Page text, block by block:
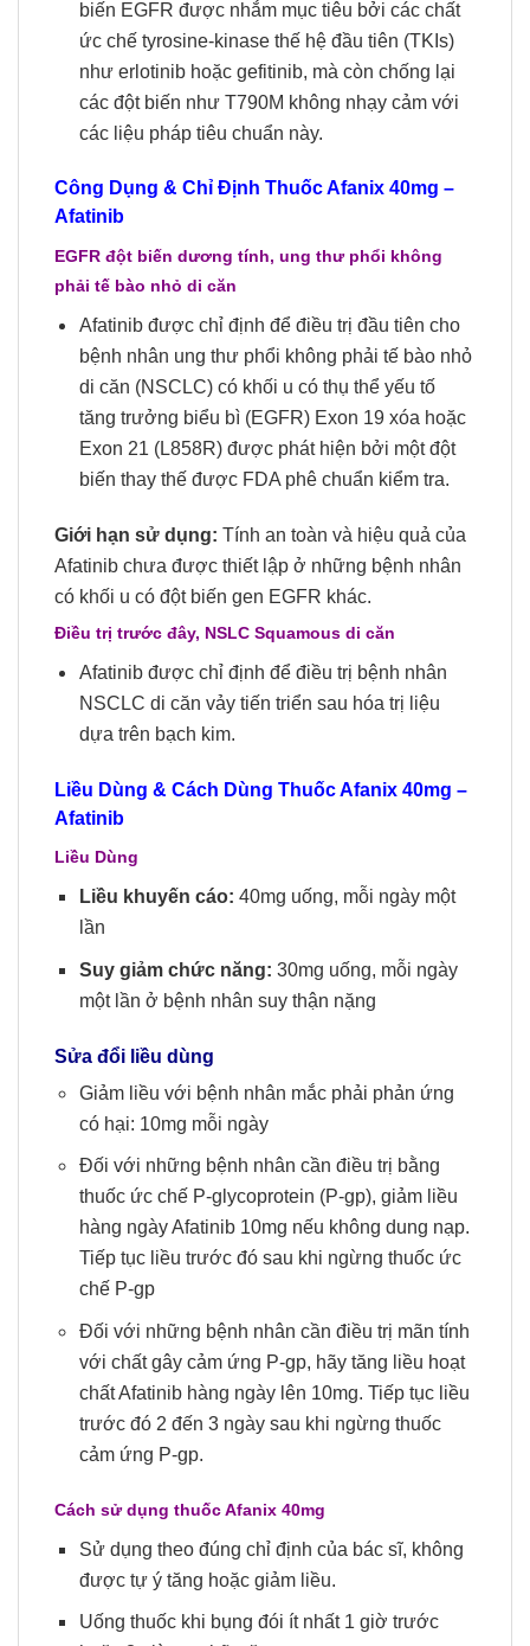
biến EGFR được nhắm mục tiêu bởi các chất
ức chế tyrosine-kinase thế hệ đầu tiên (TKIs)
như erlotinib hoặc gefitinib, mà còn chống lại
các đột biến như T790M không nhạy cảm với
các liệu pháp tiêu chuẩn này.
Công Dụng & Chỉ Định Thuốc Afanix 40mg –
Afatinib
EGFR đột biến dương tính, ung thư phổi không
phải tế bào nhỏ di căn
Afatinib được chỉ định để điều trị đầu tiên cho
bệnh nhân ung thư phổi không phải tế bào nhỏ
di căn (NSCLC) có khối u có thụ thể yếu tố
tăng trưởng biểu bì (EGFR) Exon 19 xóa hoặc
Exon 21 (L858R) được phát hiện bởi một đột
biến thay thế được FDA phê chuẩn kiểm tra.
Giới hạn sử dụng: Tính an toàn và hiệu quả của
Afatinib chưa được thiết lập ở những bệnh nhân
có khối u có đột biến gen EGFR khác.
Điều trị trước đây, NSLC Squamous di căn
Afatinib được chỉ định để điều trị bệnh nhân
NSCLC di căn vảy tiến triển sau hóa trị liệu
dựa trên bạch kim.
Liều Dùng & Cách Dùng Thuốc Afanix 40mg –
Afatinib
Liều Dùng
Liều khuyến cáo: 40mg uống, mỗi ngày một
lần
Suy giảm chức năng: 30mg uống, mỗi ngày
một lần ở bệnh nhân suy thận nặng
Sửa đổi liều dùng
Giảm liều với bệnh nhân mắc phải phản ứng
có hại: 10mg mỗi ngày
Đối với những bệnh nhân cần điều trị bằng
thuốc ức chế P-glycoprotein (P-gp), giảm liều
hàng ngày Afatinib 10mg nếu không dung nạp.
Tiếp tục liều trước đó sau khi ngừng thuốc ức
chế P-gp
Đối với những bệnh nhân cần điều trị mãn tính
với chất gây cảm ứng P-gp, hãy tăng liều hoạt
chất Afatinib hàng ngày lên 10mg. Tiếp tục liều
trước đó 2 đến 3 ngày sau khi ngừng thuốc
cảm ứng P-gp.
Cách sử dụng thuốc Afanix 40mg
Sử dụng theo đúng chỉ định của bác sĩ, không
được tự ý tăng hoặc giảm liều.
Uống thuốc khi bụng đói ít nhất 1 giờ trước